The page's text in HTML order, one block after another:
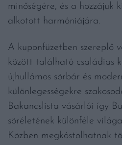
minőségére, és a hozzájuk
alkotott harmóniájára.
A kuponfüzetben szereplő
között található családias
újhullámos sörbár és
különlegességekre
Bakancslista vásárlói így
söréletének különféle
Közben megkóstolhatnak